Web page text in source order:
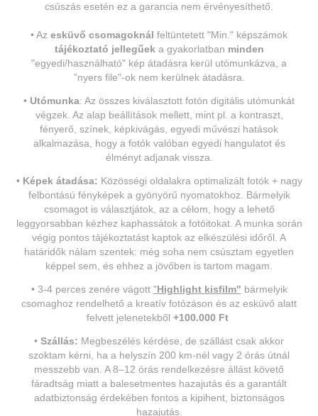
csúszás esetén ez a garancia nem érvényesíthető.
• Az esküvő csomagoknál feltüntetett "Min." képszámok
tájékoztató jellegűek a gyakorlatban minden
"egyedi/használható" kép átadásra kerül utómunkázva, a
"nyers file"-ok nem kerülnek átadásra.
• Utómunka: Az összes kiválasztott fotón digitális utómunkát
végzek. Az alap beállítások mellett, mint pl. a kontraszt,
fényerő, színek, képkivágás, egyedi művészi hatások
alkalmazása, hogy a fotók valóban egyedi hangulatot és
élményt adjanak vissza.
• Képek átadása: Közösségi oldalakra optimalizált fotók + nagy
felbontású fényképek a gyönyörű nyomatokhoz
Bármelyik
csomagot is választjátok, az a célom, hogy a lehető
leggyorsabban kézhez kaphassátok a fotóitokat. A munka során
végig pontos tájékoztatást kaptok az elkészülési időről. A
határidők nálam szentek: még soha nem csúsztam egyetlen
képpel sem, és ehhez a jövőben is tartom magam.
• 3-4 perces zenére vágott "Highlight kisfilm" bármelyik
csomaghoz rendelhető a kreatív fotózáson és az esküvő alatt
felvett jelenetekből +100.000 Ft
• Szállás: Megbeszélés kérdése, de szállást csak akkor
szoktam kérni, ha a helyszín 200 km-nél vagy 2 órás útnál
messzebb van. A 8–12 órás rendelkezésre állást követő
fáradtság miatt a balesetmentes hazajutás és a garantált
adatbiztonság érdekében fontos a kipihent, biztonságos
hazajutás.